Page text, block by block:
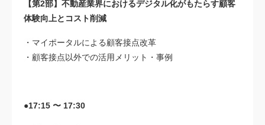
【第2部】不動産業界におけるデジタル化がもたらす顧客
体験向上とコスト削減
・マイポータルによる顧客接点改革
・顧客接点以外での活用メリット・事例
●17:15 〜 17:30